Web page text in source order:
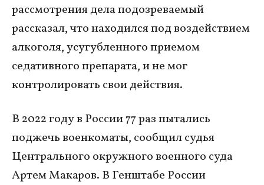
рассмотрения дела подозреваемый
рассказал, что находился под воздействием
алкоголя, усугубленного приемом
седативного препарата, и не мог
контролировать свои действия.
В 2022 году в России 77 раз пытались
поджечь военкоматы, сообщил судья
Центрального окружного военного суда
Артем Макаров. В Генштабе России